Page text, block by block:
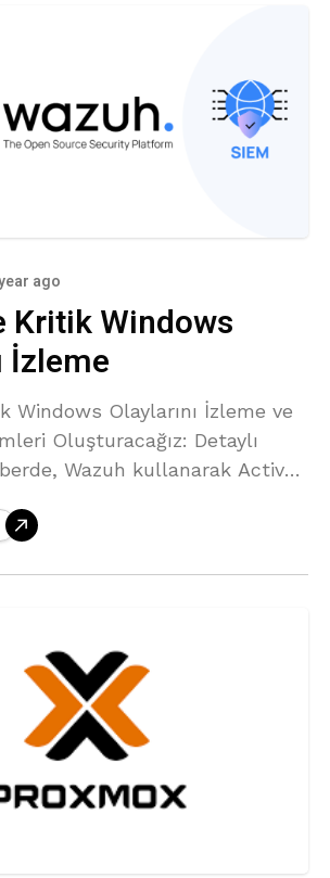
ago
Kritik Windows
İzleme
Windows Olaylarını İzleme ve
Oluşturacağız: Detaylı
Wazuh kullanarak Active
ve kritik sistem